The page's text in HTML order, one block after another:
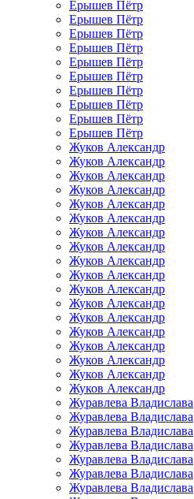
Ерышев Пётр
Ерышев Пётр
Ерышев Пётр
Ерышев Пётр
Ерышев Пётр
Ерышев Пётр
Ерышев Пётр
Ерышев Пётр
Ерышев Пётр
Ерышев Пётр
Жуков Александр
Жуков Александр
Жуков Александр
Жуков Александр
Жуков Александр
Жуков Александр
Жуков Александр
Жуков Александр
Жуков Александр
Жуков Александр
Жуков Александр
Жуков Александр
Жуков Александр
Жуков Александр
Жуков Александр
Жуков Александр
Жуков Александр
Жуков Александр
Журавлева Владислава
Журавлева Владислава
Журавлева Владислава
Журавлева Владислава
Журавлева Владислава
Журавлева Владислава
Журавлева Владислава